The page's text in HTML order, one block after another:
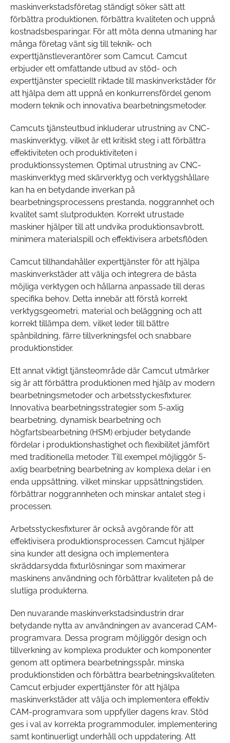
Camcut-mobilappen uppdaterad
Vad är nytt? LÄS MER
Walter Tools Innovations 2026-1
Vad är nytt med Walter Tools 2026-1
produktinnovationer inom bearbetning?LÄS MER
maskinverkstadsföretag ständigt söker sätt att
förbättra produktionen, förbättra kvaliteten och uppnå
kostnadsbesparingar. För att möta denna utmaning har
många företag vänt sig till teknik- och
experttjänstleverantörer som Camcut. Camcut
erbjuder ett omfattande utbud av stöd- och
experttjänster speciellt riktade till maskinverkstäder för
att hjälpa dem att uppnå en konkurrensfördel genom
modern teknik och innovativa bearbetningsmetoder.
Camcuts tjänsteutbud inkluderar utrustning av CNC-
maskinverktyg, vilket är ett kritiskt steg i att förbättra
effektiviteten och produktiviteten i
produktionssystemen. Optimal utrustning av CNC-
maskinverktyg med skärverktyg och verktygshållare
kan ha en betydande inverkan på
bearbetningsprocessens prestanda, noggrannhet och
kvalitet samt slutprodukten. Korrekt utrustade
maskiner hjälper till att undvika produktionsavbrott,
minimera materialspill och effektivisera arbetsflöden.
Camcut tillhandahåller experttjänster för att hjälpa
maskinverkstäder att välja och integrera de bästa
möjliga verktygen och hållarna anpassade till deras
specifika behov. Detta innebär att förstå korrekt
verktygsgeometri, material och beläggning och att
korrekt tillämpa dem, vilket leder till bättre
spånbildning, färre tillverkningsfel och snabbare
produktionstider.
Ett annat viktigt tjänsteområde där Camcut utmärker
sig är att förbättra produktionen med hjälp av modern
bearbetningsmetoder och arbetsstyckesfixturer.
Innovativa bearbetningsstrategier som 5-axlig
bearbetning, dynamisk bearbetning och
högfartsbearbetning (HSM) erbjuder betydande
fördelar i produktionshastighet och flexibilitet jämfört
med traditionella metoder. Till exempel möjliggör 5-
axlig bearbetning bearbetning av komplexa delar i en
enda uppsättning, vilket minskar uppsättningstiden,
förbättrar noggrannheten och minskar antalet steg i
processen.
Arbetsstyckesfixturer är också avgörande för att
effektivisera produktionsprocessen. Camcut hjälper
sina kunder att designa och implementera
skräddarsydda fixturlösningar som maximerar
maskinens användning och förbättrar kvaliteten på de
slutliga produkterna.
Den nuvarande maskinverkstadsindustrin drar
betydande nytta av användningen av avancerad CAM-
programvara. Dessa program möjliggör design och
tillverkning av komplexa produkter och komponenter
genom att optimera bearbetningsspår, minska
produktionstiden och förbättra bearbetningskvaliteten.
Camcut erbjuder experttjänster för att hjälpa
maskinverkstäder att välja och implementera effektiv
CAM-programvara som uppfyller dagens krav. Stöd
ges i val av korrekta programmoduler, implementering
samt kontinuerligt underhåll och uppdatering. Att